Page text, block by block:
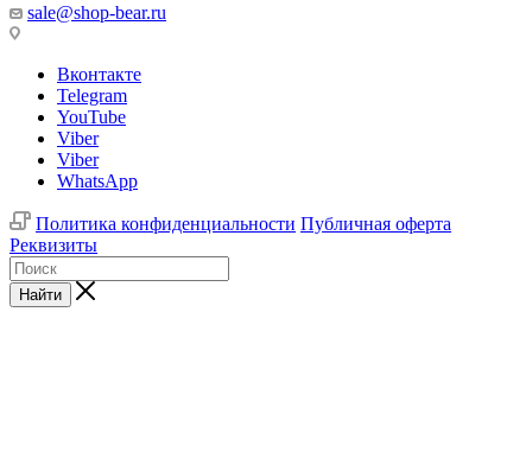
sale@shop-bear.ru
Вконтакте
Telegram
YouTube
Viber
Viber
WhatsApp
Политика конфиденциальности Публичная оферта
Реквизиты
Найти